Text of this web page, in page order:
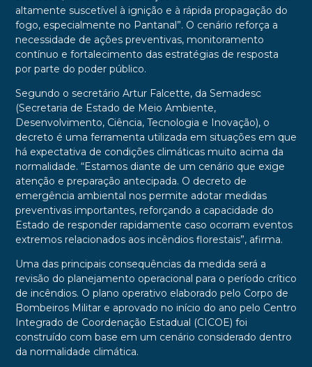
altamente suscetível à ignição e à rápida propagação do
fogo, especialmente no Pantanal”. O cenário reforça a
necessidade de ações preventivas, monitoramento
contínuo e fortalecimento das estratégias de resposta
por parte do poder público.
Segundo o secretário Artur Falcette, da Semadesc
(Secretaria de Estado de Meio Ambiente,
Desenvolvimento, Ciência, Tecnologia e Inovação), o
decreto é uma ferramenta utilizada em situações em que
há expectativa de condições climáticas muito acima da
normalidade. “Estamos diante de um cenário que exige
atenção e preparação antecipada. O decreto de
emergência ambiental nos permite adotar medidas
preventivas importantes, reforçando a capacidade do
Estado de responder rapidamente caso ocorram eventos
extremos relacionados aos incêndios florestais”, afirma.
Uma das principais consequências da medida será a
revisão do planejamento operacional para o período crítico
de incêndios. O plano operativo elaborado pelo Corpo de
Bombeiros Militar e aprovado no início do ano pelo Centro
Integrado de Coordenação Estadual (CICOE) foi
construído com base em um cenário considerado dentro
da normalidade climática.